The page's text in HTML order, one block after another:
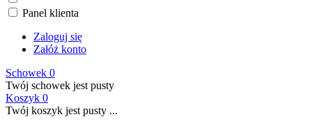
Panel klienta
Zaloguj się
Załóż konto
Schowek 0
Twój schowek jest pusty
Koszyk 0
Twój koszyk jest pusty ...